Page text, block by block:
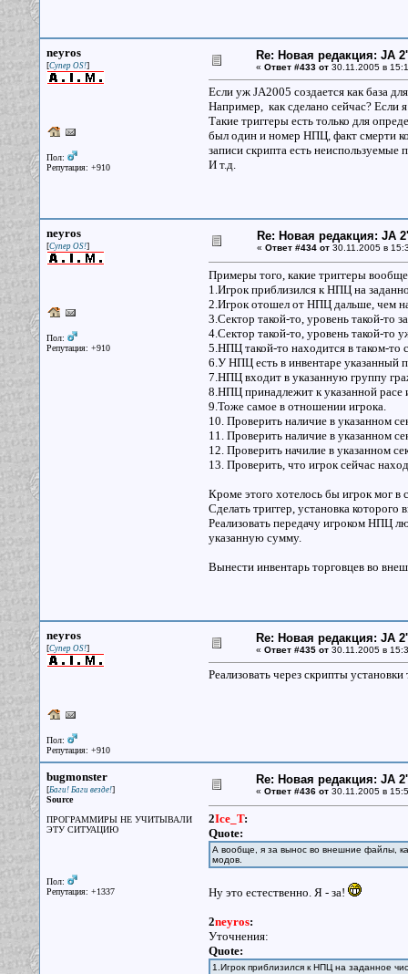
neyros
[Супер OS!]
Пол:
Репутация: +910
Re: Новая редакция: JA
« Ответ #433 от30.11.2005 в
Если уж JA2005 создается как база
Например, как сделано сейчас? Если
Такие триггеры есть только для
был один и номер НПЦ, факт смерти
записи скрипта есть неиспользуемые
И т.д.
neyros
[Супер OS!]
Пол:
Репутация: +910
Re: Новая редакция: JA
« Ответ #434 от30.11.2005 в
Примеры того, какие триггеры
1.Игрок приблизился к НПЦ на
2.Игрок отошел от НПЦ дальше, чем
3.Сектор такой-то, уровень такой-то
4.Сектор такой-то, уровень такой-то
5.НПЦ такой-то находится в таком-то
6.У НПЦ есть в инвентаре указанный
7.НПЦ входит в указанную группу
8.НПЦ принадлежит к указанной
9.Тоже самое в отношении игрока.
10. Проверить наличие в указанном
11. Проверить наличие в указанном
12. Проверить начилие в указанном
13. Проверить, что игрок сейчас
Кроме этого хотелось бы игрок мог в
Сделать триггер, установка
Реализовать передачу игроком НПЦ
указанную сумму.
Вынести инвентарь торговцев во
neyros
[Супер OS!]
Пол:
Репутация: +910
Re: Новая редакция: JA
« Ответ #435 от30.11.2005 в
Реализовать через скрипты
bugmonster
[Баги! Баги везде!]
Source
ПРОГРАММИРЫ НЕ УЧИТЫВАЛИ
ЭТУ СИТУАЦИЮ
Пол:
Репутация: +1337
Re: Новая редакция: JA
« Ответ #436 от30.11.2005 в
2Ice_T:
Quote:
А вообще, я за вынос во внешние файлы,
модов.
Ну это естественно. Я - за!
2neyros:
Уточнения:
Quote:
1.Игрок приблизился к НПЦ на заданное